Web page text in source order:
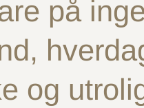
på
og